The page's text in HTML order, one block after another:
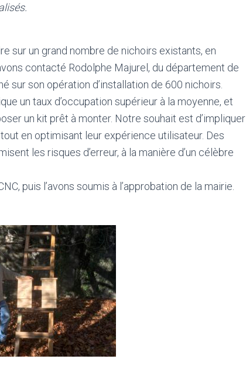
sur un grand nombre de nichoirs existants, en
contacté Rodolphe Majurel, du département de
sur son opération d’installation de 600 nichoirs.
un taux d’occupation supérieur à la moyenne, et
un kit prêt à monter. Notre souhait est d’impliquer
en optimisant leur expérience utilisateur. Des
les risques d’erreur, à la manière d’un célèbre
puis l’avons soumis à l’approbation de la mairie.